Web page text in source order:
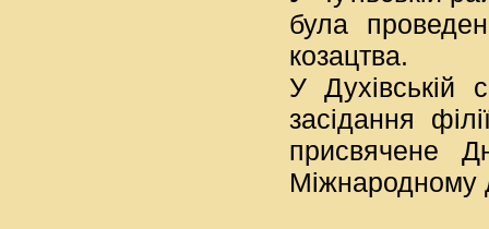
була
козацтва.
У Духівській
засідання
присвячене
Міжнародному